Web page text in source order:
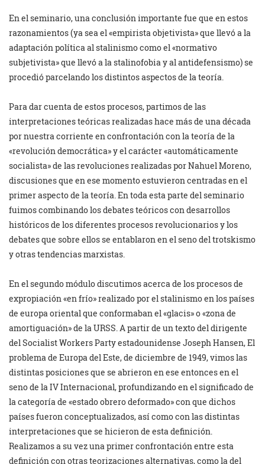
En el seminario, una conclusión importante fue que en estos
razonamientos (ya sea el «empirista objetivista» que llevó a la
adaptación política al stalinismo como el «normativo
subjetivista» que llevó a la stalinofobia y al antidefensismo) se
procedió parcelando los distintos aspectos de la teoría.
Para dar cuenta de estos procesos, partimos de las
interpretaciones teóricas realizadas hace más de una década
por nuestra corriente en confrontación con la teoría de la
«revolución democrática» y el carácter «automáticamente
socialista» de las revoluciones realizadas por Nahuel Moreno,
discusiones que en ese momento estuvieron centradas en el
primer aspecto de la teoría. En toda esta parte del seminario
fuimos combinando los debates teóricos con desarrollos
históricos de los diferentes procesos revolucionarios y los
debates que sobre ellos se entablaron en el seno del trotskismo
y otras tendencias marxistas.
En el segundo módulo discutimos acerca de los procesos de
expropiación «en frío» realizado por el stalinismo en los países
de europa oriental que conformaban el «glacis» o «zona de
amortiguación» de la URSS. A partir de un texto del dirigente
del Socialist Workers Party estadounidense Joseph Hansen, El
problema de Europa del Este, de diciembre de 1949, vimos las
distintas posiciones que se abrieron en ese entonces en el
seno de la IV Internacional, profundizando en el significado de
la categoría de «estado obrero deformado» con que dichos
países fueron conceptualizados, así como con las distintas
interpretaciones que se hicieron de esta definición.
Realizamos a su vez una primer confrontación entre esta
definición con otras teorizaciones alternativas, como la del